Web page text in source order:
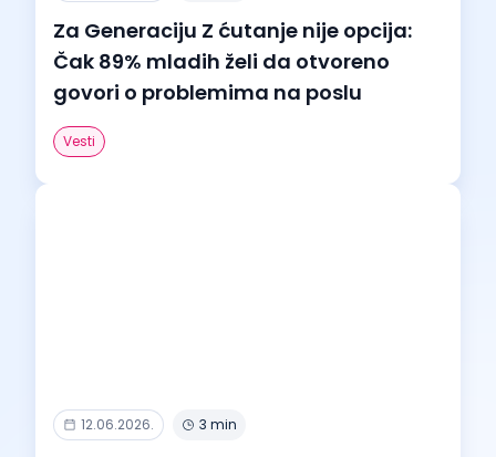
Za Generaciju Z ćutanje nije opcija:
Čak 89% mladih želi da otvoreno
govori o problemima na poslu
Vesti
12.06.2026. 3 min